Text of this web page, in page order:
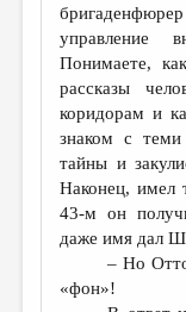
управление
Понимаете,
рассказы
коридорам и
знаком с
тайны и
Наконец, имел
43-м он
даже имя дал
– Но
«фон»!